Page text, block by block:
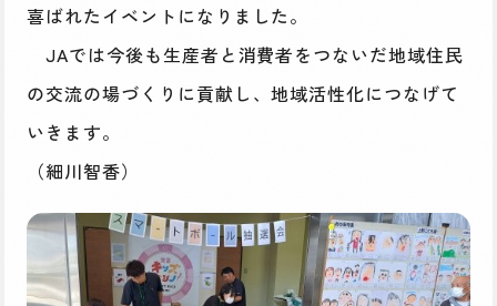
喜ばれたイベントになりました。
JAでは今後も生産者と消費者をつないだ地域住民
の交流の場づくりに貢献し、地域活性化につなげて
いきます。
（細川智香）